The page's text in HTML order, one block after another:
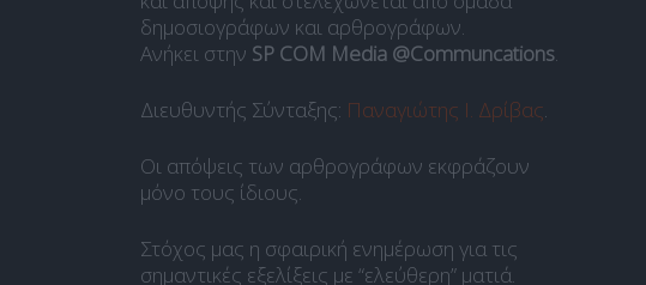
δημοσιογράφων και αρθρογράφων.
Ανήκει στην SP COM Media @Communcations
Διευθυντής Σύνταξης: Παναγιώτης Ι. Δρίβας
Οι απόψεις των αρθρογράφων εκφράζουν
μόνο τους ίδιους.
Στόχος μας η σφαιρική ενημέρωση για τις
σημαντικές εξελίξεις με “ελεύθερη” ματιά.